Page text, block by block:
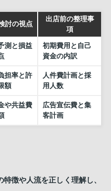
討の視点
出店前の整理事
項
測と損益
初期費用と自己
資金の内訳
担率と許
額
人件費計画と採
用人数
や共益費
広告宣伝費と集
客計画
徴や人流を正しく理解し、